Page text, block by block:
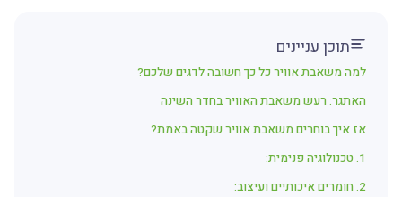
תוכן עניינים
למה משאבת אוויר כל כך חשובה לדגים שלכם?
האתגר: רעש משאבת האוויר בחדר השינה
אז איך בוחרים משאבת אוויר שקטה באמת?
2. חומרים איכותיים ועיצוב: